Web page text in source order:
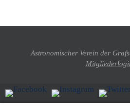
Astronomischer Verein der